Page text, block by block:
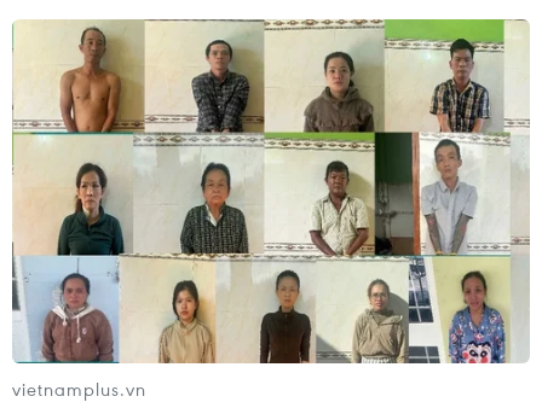
Phó Thủ tướng Trần Hồng Hà với đại biểu trí thức, nhà khoa học,
văn nghệ sĩ tại buổi gặp mặt. (Ảnh: Trọng Đức-TTXVN)
vietnamplus.vn